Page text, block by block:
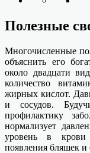
Полезные
Многочисленные
объяснить его
около двадцати
количество
жирных кислот.
и сосудов.
профилактику
нормализует
уровень в крови
появления бляшек и